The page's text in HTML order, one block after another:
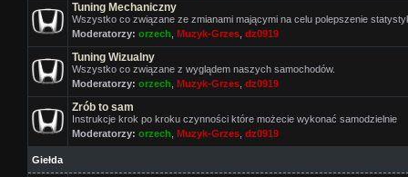
Tuning Mechaniczny
Wszystko co związane ze zmianami mającymi na celu polepszenie
Moderatorzy: orzech Muzyk-Grzes dz0919
Tuning Wizualny
Wszystko co związane z wyglądem naszych samochodów.
Moderatorzy: orzech Muzyk-Grzes dz0919
Zrób to sam
Instrukcje krok po kroku czynności które możecie wykonać samodzielnie
Moderatorzy: orzech Muzyk-Grzes dz0919
Giełda